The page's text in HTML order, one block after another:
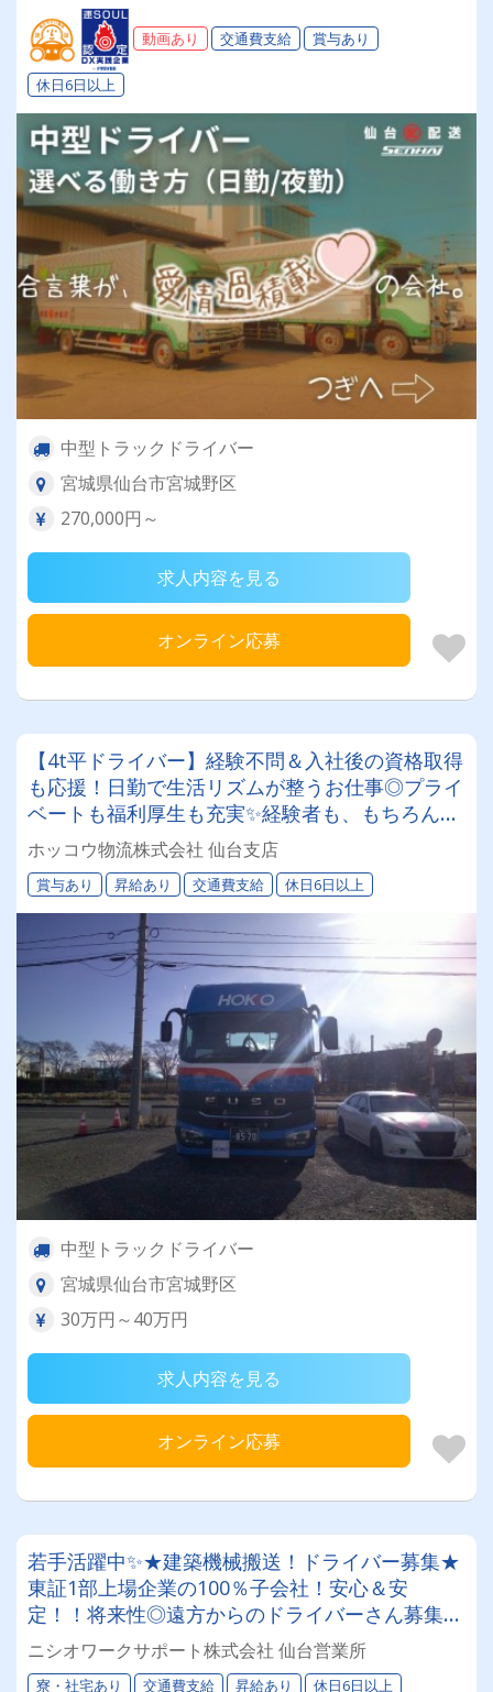
動画あり 交通費支給 賞与あり
休日6日以上
中型トラックドライバー
宮城県仙台市宮城野区
270,000円～
求人内容を見る
オンライン応募
【4t平ドライバー】経験不問＆入社後の資格取得
も応援！日勤で生活リズムが整うお仕事◎プライ
ベートも福利厚生も充実✨経験者も、もちろんし
っかり評価します！
ホッコウ物流株式会社 仙台支店
賞与あり 昇給あり 交通費支給 休日6日以上
中型トラックドライバー
宮城県仙台市宮城野区
30万円～40万円
求人内容を見る
オンライン応募
若手活躍中✨★建築機械搬送！ドライバー募集★
東証1部上場企業の100％子会社！安心＆安
定！！将来性◎遠方からのドライバーさん募集！
寮あり♪面接も担当者がお住いの地域に伺います
☆彡
ニシオワークサポート株式会社 仙台営業所
寮・社宅あり 交通費支給 昇給あり 休日6日以上